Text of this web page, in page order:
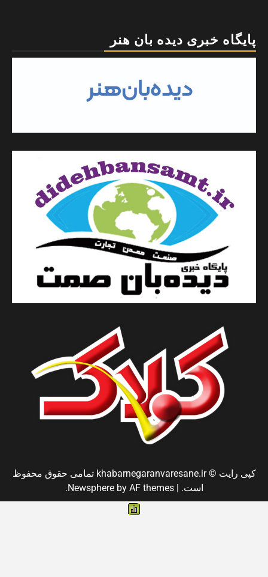
پایگاه خبری دیده بان هنر
کپی رایت © khabarnegaranvaresane.ir تمامی حقوق محفوظ
است. |
Newsphereby AF themes.